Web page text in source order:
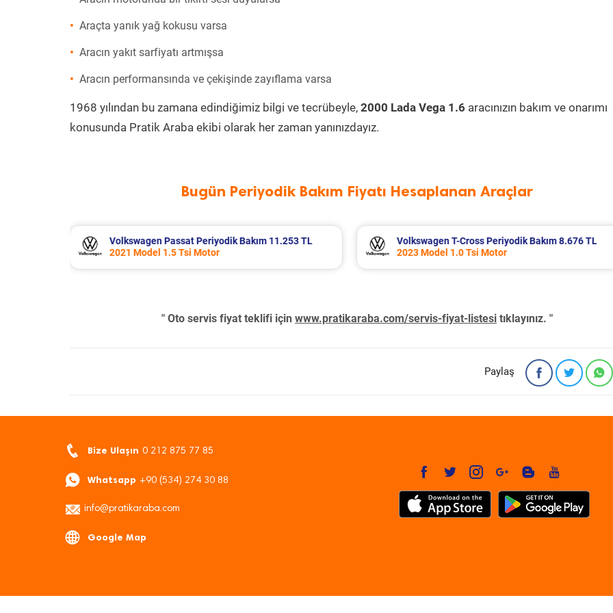
Araçta yanık yağ kokusu varsa
Aracın yakıt sarfiyatı artmışsa
Aracın performansında ve çekişinde zayıflama varsa
1968 yılından bu zamana edindiğimiz bilgi ve tecrübeyle, 2000 Lada Vega 1.6 aracınızın bakım ve onarımı
konusunda Pratik Araba ekibi olarak her zaman yanınızdayız.
Bugün Periyodik Bakım Fiyatı Hesaplanan Araçlar
Volkswagen T-Cross Periyodik Bakım 8.676 TL
2023 Model 1.0 Tsi Motor
Honda Civic Periyodik Bakım 5.546 TL
2010 Model 1.6i VTEC Motor
" Oto servis fiyat teklifi için www.pratikaraba.com/servis-fiyat-listesi tıklayınız. "
Paylaş
Bize Ulaşın 0 212 875 77 85
Whatsapp +90 (534) 274 30 88
info@pratikaraba.com
Google Map